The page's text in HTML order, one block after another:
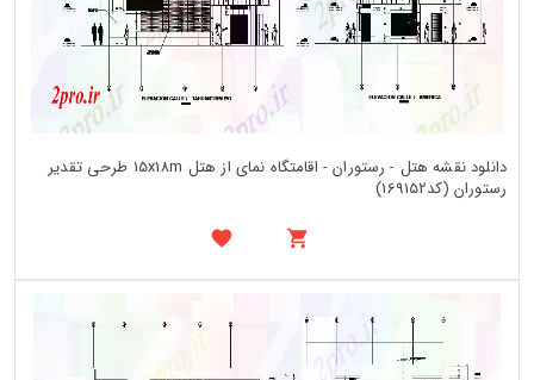
دانلود نقشه هتل - رستوران - اقامتگاه نمای از هتل 15x18m طرحی تقدیر
رستوران (کد169152)